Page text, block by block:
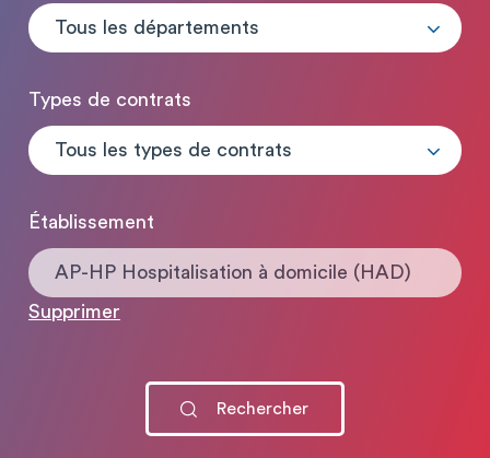
Tous les départements
Types de contrats
Tous les types de contrats
Établissement
AP-HP Hospitalisation à domicile (HAD)
Supprimer